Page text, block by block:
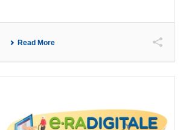
Read More